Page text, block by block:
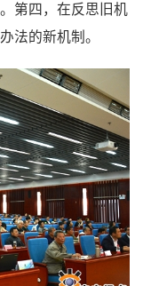
第四，在反思旧机
法的新机制。